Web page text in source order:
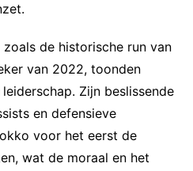
de historische run van
van 2022, toonden
Zijn beslissende
en defensieve
voor het eerst de
wat de moraal en het